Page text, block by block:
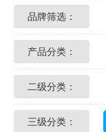
品牌筛选：
产品分类：
二级分类：
三级分类：